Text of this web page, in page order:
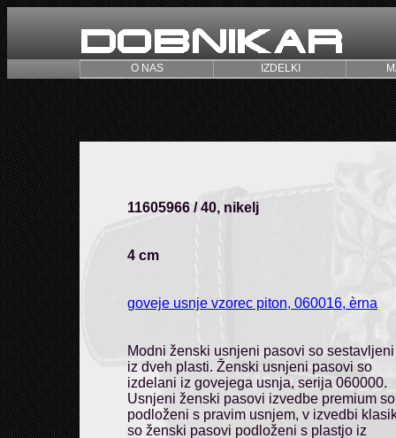
O NAS IZDELKI
11605966 / 40, nikelj
4 cm
goveje usnje vzorec piton, 060016, èrna
Modni ženski usnjeni pasovi so sestavljeni
iz dveh plasti. Ženski usnjeni pasovi so
izdelani iz govejega usnja, serija 060000.
Usnjeni ženski pasovi izvedbe premium so
podloženi s pravim usnjem, v izvedbi
so ženski pasovi podloženi s plastjo iz